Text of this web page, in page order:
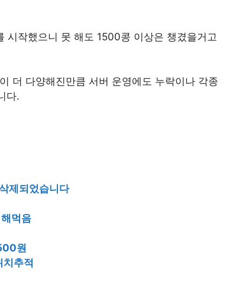
시작했으니 못 해도 1500콩 이상은 챙겼을거고
더 다양해진만큼 서버 운영에도 누락이나 각종
다.
제되었습니다
먹음
원
추적